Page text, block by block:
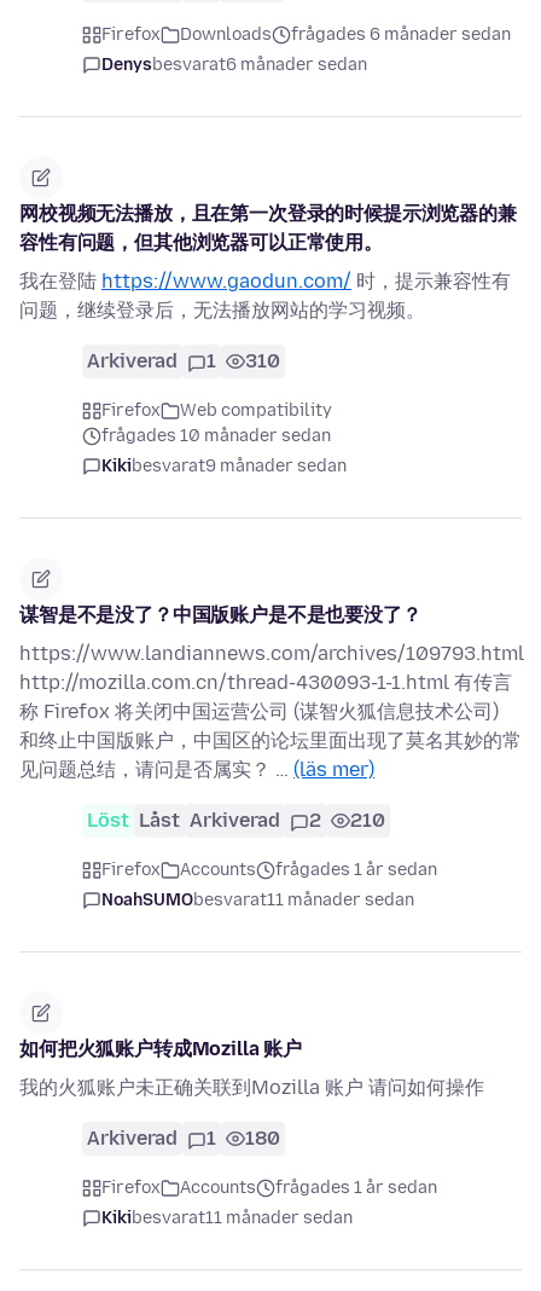
Firefox Downloads
frågades 6 månader sedan
Denysbesvarat6 månader sedan
网校视频无法播放，且在第一次登录的时候提示浏览器的兼
容性有问题，但其他浏览器可以正常使用。
我在登陆 https://www.gaodun.com/ 时，提示兼容性有
问题，继续登录后，无法播放网站的学习视频。
Arkiverad 1 310
Firefox
Web compatibility
frågades 10 månader sedan
Kikibesvarat9 månader sedan
谋智是不是没了？中国版账户是不是也要没了？
https://www.landiannews.com/archives/109793.html
http://mozilla.com.cn/thread-430093-1-1.html 有传言
称 Firefox 将关闭中国运营公司 (谋智火狐信息技术公司)
和终止中国版账户，中国区的论坛里面出现了莫名其妙的常
见问题总结，请问是否属实？ … (läs mer)
Löst Låst Arkiverad 2 210
Firefox Accounts
frågades 1 år sedan
NoahSUMObesvarat11 månader sedan
如何把火狐账户转成Mozilla 账户
我的火狐账户未正确关联到Mozilla 账户 请问如何操作
Arkiverad 1 180
Firefox Accounts
frågades 1 år sedan
Kikibesvarat11 månader sedan